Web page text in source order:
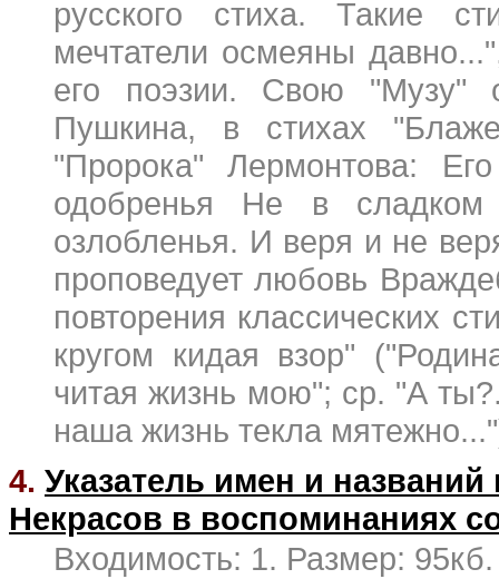
русского стиха. Такие
мечтатели осмеяны
его поэзии. Свою "Музу"
Пушкина, в стихах
"Пророка" Лермонтова:
одобренья Не в
озлобленья. И веря и не
проповедует любовь
повторения классических
кругом кидая взор"
читая жизнь мою"; ср. "А
наша жизнь текла
4. Указатель имен и
Некрасов в воспоминаниях
Входимость: 1. Размер: 95кб.